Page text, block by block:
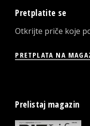
Pretplatite se
Otkrijte priče koje
PRETPLATA NA
Prelistaj magazin